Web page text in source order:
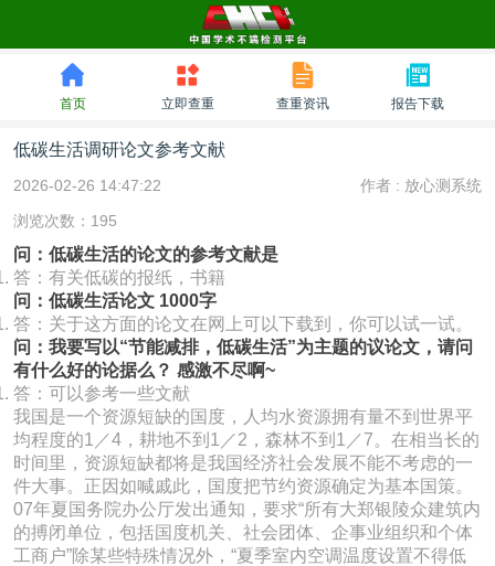
首页 立即查重 查重资讯 报告下载
低碳生活调研论文参考文献
2026-02-26 14:47:22 作者 : 放心测系统
浏览次数：195
问：低碳生活的论文的参考文献是
答：有关低碳的报纸，书籍
问：低碳生活论文 1000字
答：关于这方面的论文在网上可以下载到，你可以试一试。
问：我要写以“节能减排，低碳生活”为主题的议论文，请问
有什么好的论据么？ 感激不尽啊~
答：可以参考一些文献
我国是一个资源短缺的国度，人均水资源拥有量不到世界平
均程度的1／4，耕地不到1／2，森林不到1／7。在相当长的
时间里，资源短缺都将是我国经济社会发展不能不考虑的一
件大事。正因如喊戚此，国度把节约资源确定为基本国策。
07年夏国务院办公厅发出通知，要求“所有大郑银陵众建筑内
的搏闭单位，包括国度机关、社会团体、企事业组织和个体
工商户”除某些特殊情况外，“夏季室内空调温度设置不得低